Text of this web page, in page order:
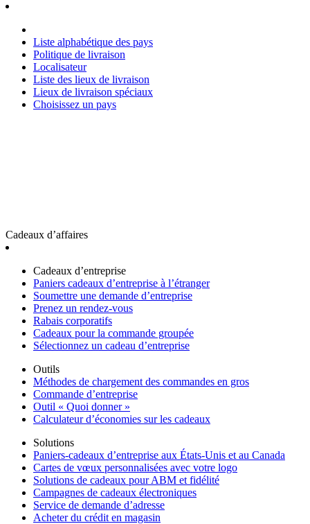
Liste alphabétique des pays
Politique de livraison
Localisateur
Liste des lieux de livraison
Lieux de livraison spéciaux
Choisissez un pays
Cadeaux d’affaires
Cadeaux d’entreprise
Paniers cadeaux d’entreprise à l’étranger
Soumettre une demande d’entreprise
Prenez un rendez-vous
Rabais corporatifs
Cadeaux pour la commande groupée
Sélectionnez un cadeau d’entreprise
Outils
Méthodes de chargement des commandes en gros
Commande d’entreprise
Outil « Quoi donner »
Calculateur d’économies sur les cadeaux
Solutions
Paniers-cadeaux d’entreprise aux États-Unis et au Canada
Cartes de vœux personnalisées avec votre logo
Solutions de cadeaux pour ABM et fidélité
Campagnes de cadeaux électroniques
Service de demande d’adresse
Acheter du crédit en magasin